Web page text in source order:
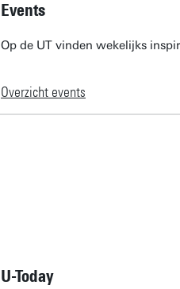
Events
Op de UT vinden wekelijks
Overzicht events
U-Today